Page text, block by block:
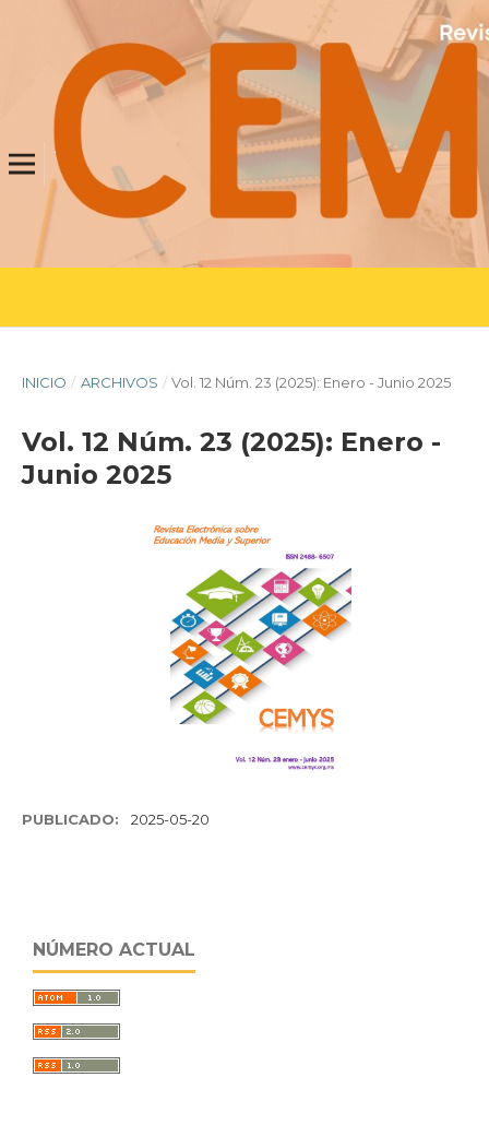
INICIO / ARCHIVOS / Vol. 12 Núm. 23 (2025): Enero - Junio 2025
Vol. 12 Núm. 23 (2025): Enero -
Junio 2025
PUBLICADO: 2025-05-20
NÚMERO ACTUAL